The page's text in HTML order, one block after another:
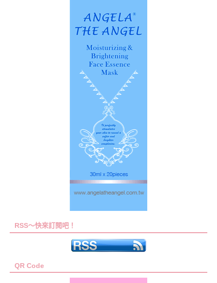
RSS～快來訂閱吧！
QR Code